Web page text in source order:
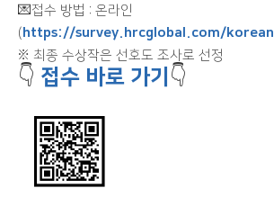
💌접수 방법 : 온라인
( https://survey.hrcglobal.com/korean
※ 최종 수상작은 선호도 조사로 선정
👇 접수 바로 가기 👇